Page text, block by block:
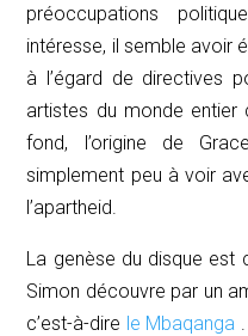
préoccupations
intéresse, il semble avoir
à l’égard de directives
artistes du monde
fond, l’origine de
simplement peu à voir
l’apartheid.
La genèse du disque est
Simon découvre par un
c’est-à-dire le Mbaqanga